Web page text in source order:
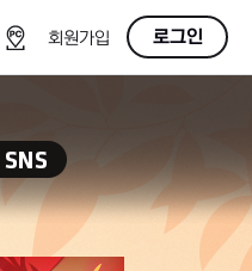
OFF회원가입 로그인